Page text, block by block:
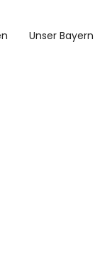
Unser Bayern